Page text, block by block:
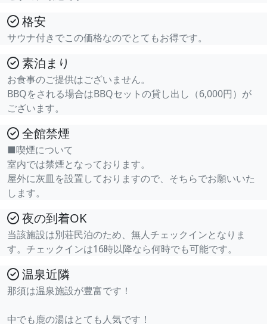
格安
サウナ付きでこの価格なのでとてもお得です。
素泊まり
お食事のご提供はございません。
BBQをされる場合はBBQセットの貸し出し（6,000円）が
ございます。
全館禁煙
■喫煙について
室内では禁煙となっております。
屋外に灰皿を設置しておりますので、そちらでお願いいた
します。
夜の到着OK
当該施設は別荘民泊のため、無人チェックインとなりま
す。チェックインは16時以降なら何時でも可能です。
温泉近隣
那須は温泉施設が豊富です！
中でも鹿の湯はとても人気です！